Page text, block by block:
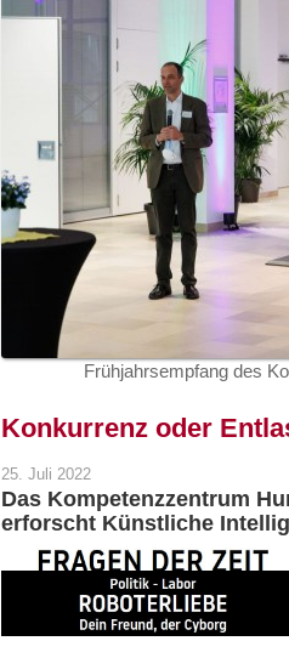
Frühjahrsempfang des
Konkurrenz oder
25. Juli 2022
Das Kompetenzzentrum
erforscht Künstliche